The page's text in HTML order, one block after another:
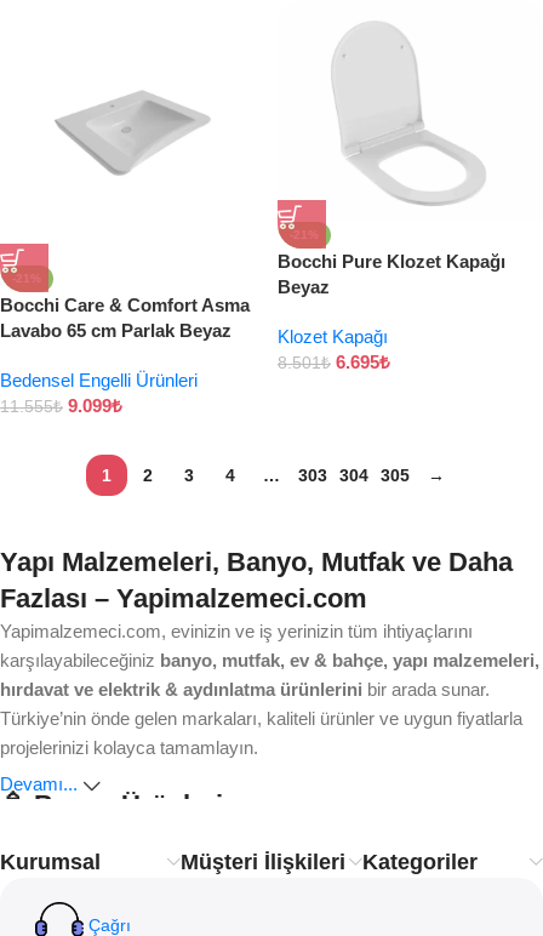
-21%
Bocchi Care & Comfort Asma
Lavabo 65 cm Parlak Beyaz
Bedensel Engelli Ürünleri
11.555₺ 9.099₺
-21%
Bocchi Pure Klozet Kapağı
Beyaz
Klozet Kapağı
8.501₺ 6.695₺
1 2 3 4 … 303 304 305 →
Yapı Malzemeleri, Banyo, Mutfak ve Daha
Fazlası – Yapimalzemeci.com
Yapimalzemeci.com, evinizin ve iş yerinizin tüm ihtiyaçlarını
karşılayabileceğiniz banyo, mutfak, ev & bahçe, yapı malzemeleri,
hırdavat ve elektrik & aydınlatma ürünlerini bir arada sunar.
Türkiye’nin önde gelen markaları, kaliteli ürünler ve uygun fiyatlarla
projelerinizi kolayca tamamlayın.
🚿 Banyo Ürünleri
Ankastre bataryalardan modern duş sistemlerine, lavabo ve
Estetik, dayanıklılık ve işlevsellik
Devamı...
Kurumsal Müşteri İlişkileri Kategoriler
Çağrı